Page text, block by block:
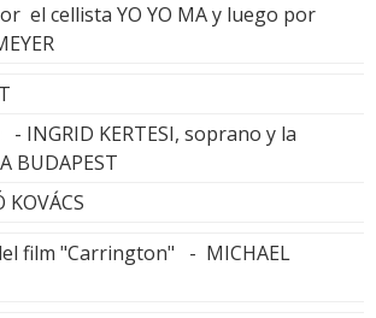
el cellista YO YO MA y luego por
INGRID KERTESI, soprano y la
BUDAPEST
KOVÁCS
film "Carrington" - MICHAEL